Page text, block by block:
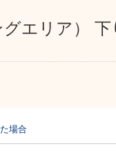
エリア）
場合